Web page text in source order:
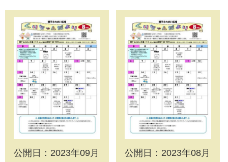
公開日：2023年09月
公開日：2023年08月